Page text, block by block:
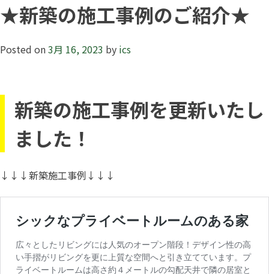
★新築の施工事例のご紹介★
Posted on3月 16, 2023 by ics
新築の施工事例を更新いたし
ました！
↓↓↓新築施工事例↓↓↓